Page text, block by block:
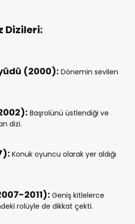
Dizileri:
(2000): Dönemin sevilen
Başrolünü üstlendiği ve
dizi.
Konuk oyuncu olarak yer aldığı
2011): Geniş kitlelerce
rolüyle de dikkat çekti.